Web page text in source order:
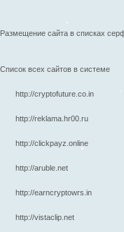
Размещение сайта в списках
Список всех сайтов в системе
http://cryptofuture.co.in
http://reklama.hr00.ru
http://clickpayz.online
http://aruble.net
http://earncryptowrs.in
http://vistaclip.net